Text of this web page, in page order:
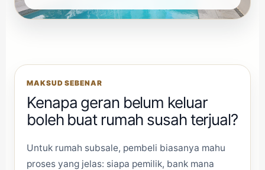
MAKSUD SEBENAR
Kenapa geran belum keluar
boleh buat rumah susah terjual?
Untuk rumah subsale, pembeli biasanya mahu
proses yang jelas: siapa pemilik, bank mana